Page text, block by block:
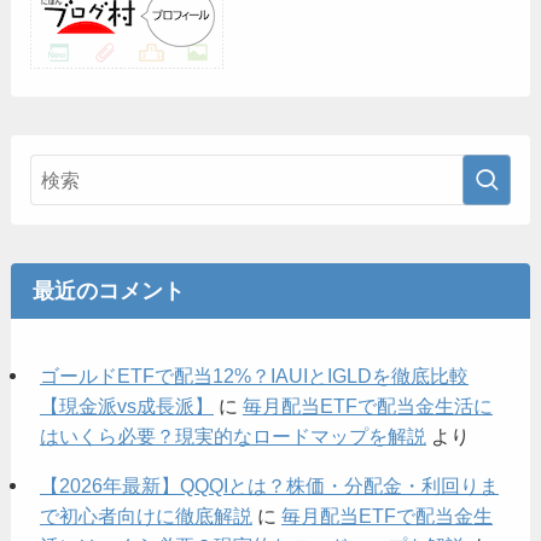
最近のコメント
ゴールドETFで配当12%？IAUIとIGLDを徹底比較
【現金派vs成長派】
に 毎月配当ETFで配当金生活に
はいくら必要？現実的なロードマップを解説 より
【2026年最新】QQQIとは？株価・分配金・利回りま
で初心者向けに徹底解説 に 毎月配当ETFで配当金生